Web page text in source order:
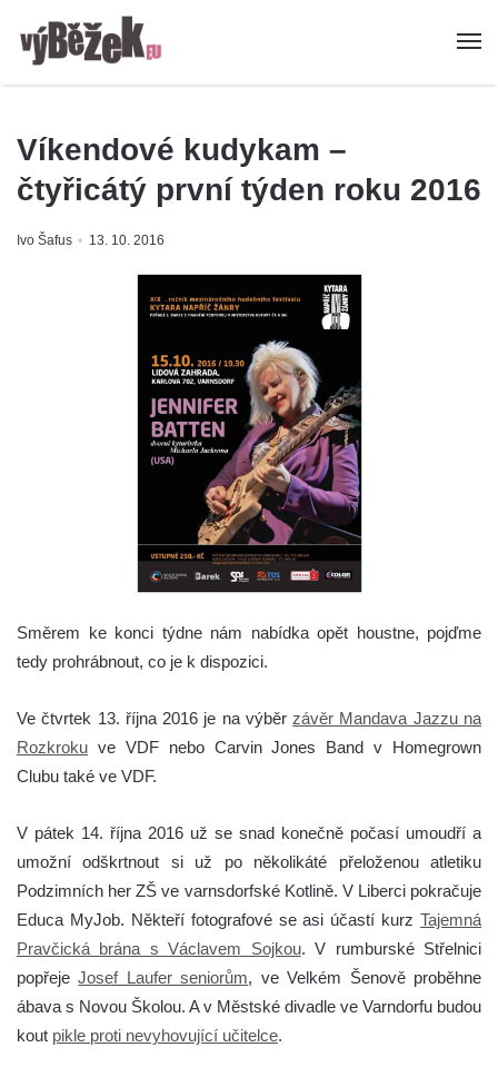
Víkendové kudykam –
čtyřicátý první týden roku 2016
Ivo Šafus 13. 10. 2016
Směrem ke konci týdne nám nabídka opět houstne, pojďme
tedy prohrábnout, co je k dispozici.
Ve čtvrtek 13. října 2016 je na výběrzávěr Mandava Jazzu na
Rozkroku ve VDF nebo Carvin Jones Band v Homegrown
Clubu také ve VDF.
V pátek 14. října 2016 už se snad konečně počasí umoudří a
umožní odškrtnout si už po několikáté přeloženou atletiku
Podzimních her ZŠ ve varnsdorfské Kotlině. V Liberci pokračuje
Educa MyJob. Někteří fotografové se asi účastí kurz Tajemná
Pravčická brána s Václavem Sojkou. V rumburské Střelnici
popřejeJosef Laufer seniorům, ve Velkém Šenově proběhne
ábava s Novou Školou. A v Městské divadle ve Varndorfu budou
kout pikle proti nevyhovující učitelce.